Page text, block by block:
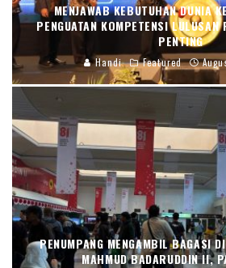
MENJAWAB KEBUTUHAN DUNIA
PENGUATAN KOMPETENSI LULUSAN
PENTING
Handi Featured
PENUMPANG MENGAMBIL BAGASI
MAHMUD BADARUDDIN II,